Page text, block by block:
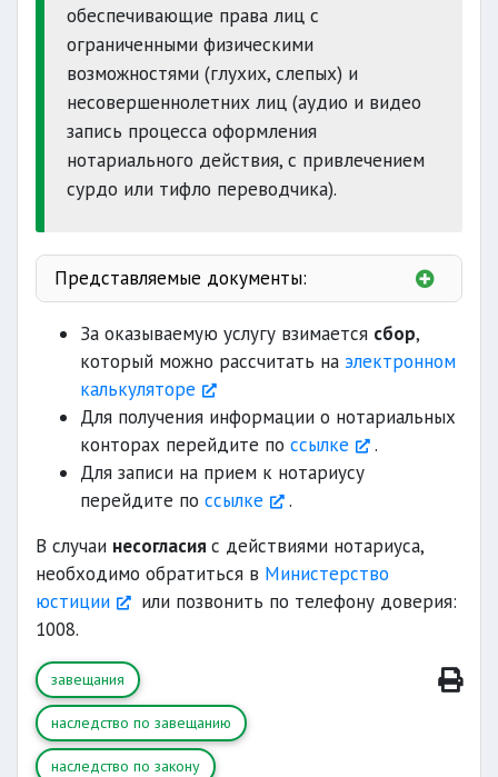
обеспечивающие права лиц с
ограниченными физическими
возможностями (глухих, слепых) и
несовершеннолетних лиц (аудио и видео
запись процесса оформления
нотариального действия, с привлечением
сурдо или тифло переводчика).
Представляемые документы:
личность
имущество
автомототранспорт
За оказываемую услугу взимается сбор,
который можно рассчитать на электронном
калькуляторе
Для получения информации о нотариальных
конторах перейдите по ссылке
.
Для записи на прием к нотариусу
перейдите по ссылке
.
В случаи несогласия с действиями нотариуса,
необходимо обратиться в Министерство
юстиции
или позвонить по телефону доверия:
1008.
завещания
наследство по завещанию
наследство по закону